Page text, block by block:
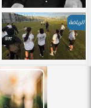
الرياضة